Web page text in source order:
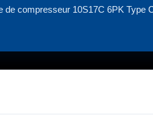
compresseur 10S17C 6PK Type